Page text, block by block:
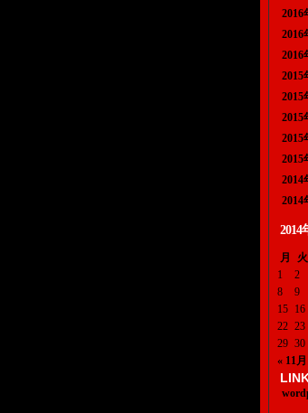
2016
2016
2016
2015
2015
2015
2015
2015
2014
2014
2014
月 火
« 11月
1 2
8
9
15
16
22 23
29 30